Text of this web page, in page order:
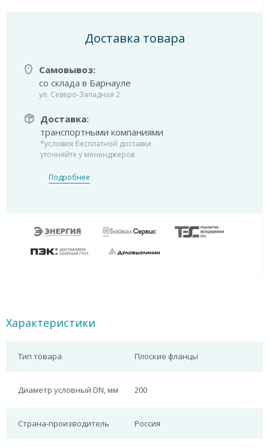
Доставка товара
Самовывоз:
со склада в Барнауле
ул. Северо-Западная 2
Доставка:
транспортными компаниями
*условия бесплатной доставки
уточняйте у мененджеров
Подробнее
Характеристики
Тип товара Плоские фланцы
Диаметр условный DN, мм 200
Страна-производитель Россия